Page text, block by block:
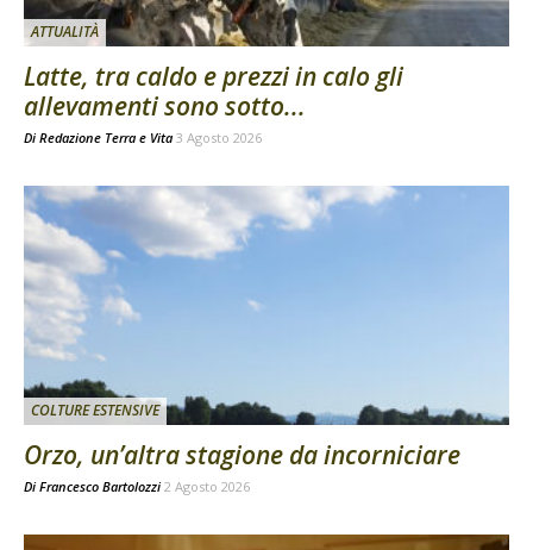
ATTUALITÀ
Latte, tra caldo e prezzi in calo gli
allevamenti sono sotto...
Di Redazione Terra e Vita 3 Agosto 2026
COLTURE ESTENSIVE
Orzo, un’altra stagione da incorniciare
Di Francesco Bartolozzi 2 Agosto 2026